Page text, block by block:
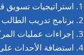
استراتيجيات تسويق
برنامج تدريب
إجراءات عمليات
استضافة الأحداث